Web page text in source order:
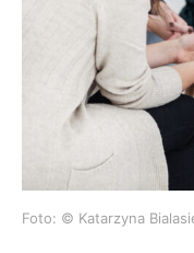
Foto: © Katarzyna